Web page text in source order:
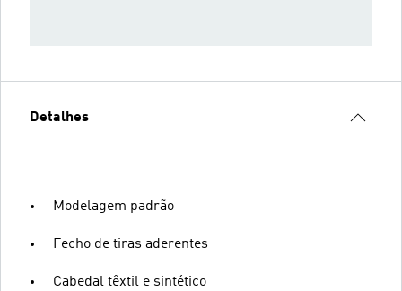
Detalhes
Modelagem padrão
Fecho de tiras aderentes
Cabedal têxtil e sintético